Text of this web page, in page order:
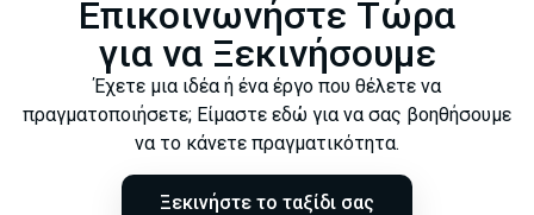
Επικοινωνήστε Τώρα
για να Ξεκινήσουμε
Έχετε μια ιδέα ή ένα έργο που θέλετε να
πραγματοποιήσετε; Είμαστε εδώ για να σας βοηθήσουμε
να το κάνετε πραγματικότητα.
Ξεκινήστε το ταξίδι σας